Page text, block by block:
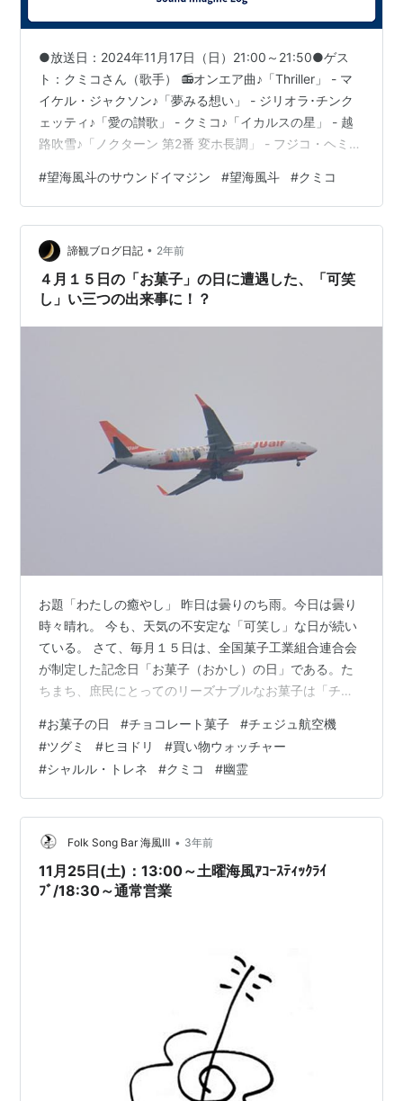
●放送日：2024年11月17日（日）21:00～21:50●ゲス
ト：クミコさん（歌手） 📻️オンエア曲♪「Thriller」 - マ
イケル・ジャクソン♪「夢みる想い」 - ジリオラ･チンク
ェッティ♪「愛の讃歌」 - クミコ♪「イカルスの星」 - 越
路吹雪♪「ノクターン 第2番 変ホ長調」 - フジコ・ヘミン
投稿をInstagramで見る
#望海風斗のサウンドイマジン #望海風斗 #クミコ
諦観ブログ日記 • 2年前
４月１５日の「お菓子」の日に遭遇した、「可笑
し」い三つの出来事に！？
お題「わたしの癒やし」 昨日は曇りのち雨。今日は曇り
時々晴れ。 今も、天気の不安定な「可笑し」な日が続い
ている。 さて、毎月１５日は、全国菓子工業組合連合会
が制定した記念日「お菓子（おかし）の日」である。た
ちまち、庶民にとってのリーズナブルなお菓子は「チョ
ョコは美味しいがために、１９６４年発売カルビーのか
っぱえびせんのキャッチコピー「やめられない、止まら
ない」のようになっている。 しか～し、袋入りの個数や
一個入り量の僅少によるステルス値上げが、一向に収ま
らない。しかも最近はそれだけでなく、あからさまな値
上げも続いている。そのため「やめられない…
#お菓子の日 #チョコレート菓子 #チェジュ航空機
#ツグミ #ヒヨドリ #買い物ウォッチャー
#シャルル・トレネ #クミコ #幽霊
Folk Song Bar 海風Ⅲ • 3年前
11月25日(土)：13:00～土曜海風ｱｺｰｽﾃｨｯｸﾗｲ
ﾌﾞ/18:30～通常営業